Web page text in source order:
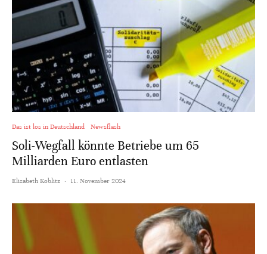
Das ist los in Deutschland Newsflash
Soli-Wegfall könnte Betriebe um 65
Milliarden Euro entlasten
Elisabeth Koblitz · 11. November 2024